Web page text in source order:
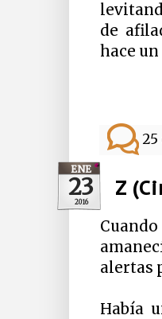
de
hace
ENE
23
2016
Z
alertas
Había